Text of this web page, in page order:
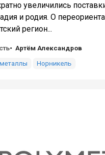
увеличились
и родия. О
регион...
Артём Александров
Норникель